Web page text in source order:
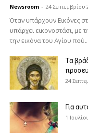
Newsroom - 24 Σεπτεμβρίου
Όταν υπάρχουν Εικόνες
υπάρχει εικονοστάσι, με
την εικόνα του Αγίου πού...
Τα
24
Για
1